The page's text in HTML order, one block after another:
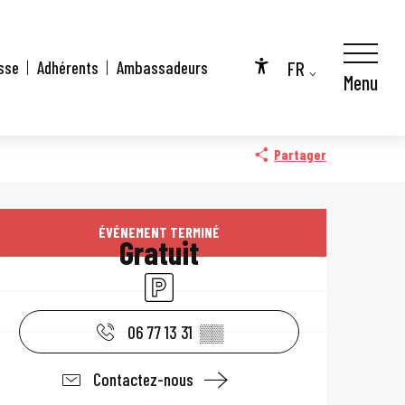
Accessibilité
FR
Adhérents Ambassadeurs
Menu
Partager
et
ÉVÉNEMENT TERMINÉ
Gratuit
Parking
06 77 13 31 ▒▒
Contactez-nous